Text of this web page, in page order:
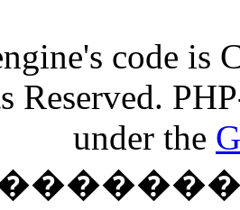
code
Reserved.
under the